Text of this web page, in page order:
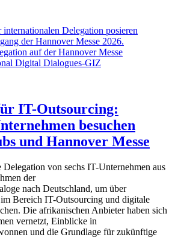
auf der Hannover Messe
Digital Dialogues-GIZ
IT-Outsourcing:
besuchen
und Hannover Messe
von sechs IT-Unternehmen aus
der
nach Deutschland, um über
Bereich IT-Outsourcing und digitale
Die afrikanischen Anbieter haben sich
vernetzt, Einblicke in
und die Grundlage für zukünftige